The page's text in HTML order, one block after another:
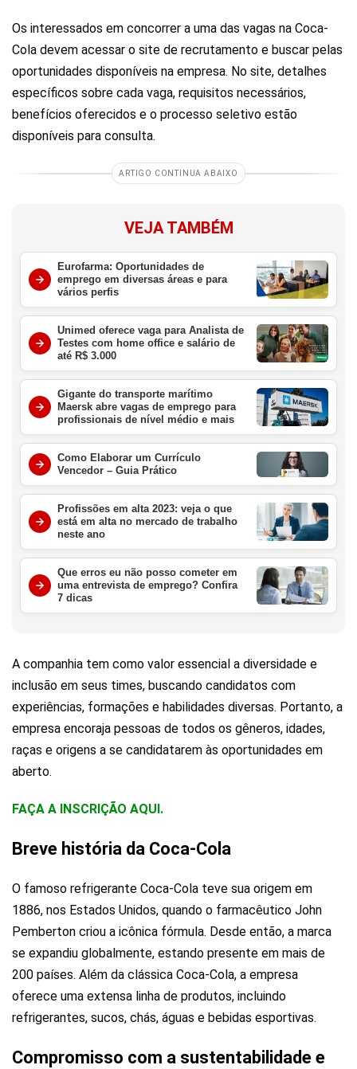
Os interessados em concorrer a uma das vagas na Coca-
Cola devem acessar o site de recrutamento e buscar pelas
oportunidades disponíveis na empresa. No site, detalhes
específicos sobre cada vaga, requisitos necessários,
benefícios oferecidos e o processo seletivo estão
disponíveis para consulta.
ARTIGO CONTINUA ABAIXO
VEJA TAMBÉM
Eurofarma: Oportunidades de
emprego em diversas áreas e para
vários perfis
Unimed oferece vaga para Analista de
Testes com home office e salário de
até R$ 3.000
Gigante do transporte marítimo
Maersk abre vagas de emprego para
profissionais de nível médio e mais
Como Elaborar um Currículo
Vencedor – Guia Prático
Profissões em alta 2023: veja o que
está em alta no mercado de trabalho
neste ano
Que erros eu não posso cometer em
uma entrevista de emprego? Confira
7 dicas
A companhia tem como valor essencial a diversidade e
inclusão em seus times, buscando candidatos com
experiências, formações e habilidades diversas. Portanto, a
empresa encoraja pessoas de todos os gêneros, idades,
raças e origens a se candidatarem às oportunidades em
aberto.
FAÇA A INSCRIÇÃO AQUI.
Breve história da Coca-Cola
O famoso refrigerante Coca-Cola teve sua origem em
1886, nos Estados Unidos, quando o farmacêutico John
Pemberton criou a icônica fórmula. Desde então, a marca
se expandiu globalmente, estando presente em mais de
200 países. Além da clássica Coca-Cola, a empresa
oferece uma extensa linha de produtos, incluindo
refrigerantes, sucos, chás, águas e bebidas esportivas.
Compromisso com a sustentabilidade e